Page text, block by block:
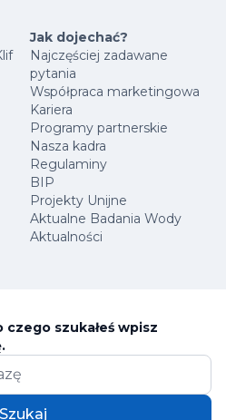
Jak dojechać?
Najczęściej zadawane
pytania
Współpraca marketingowa
Kariera
Programy partnerskie
Nasza kadra
Regulaminy
BIP
Projekty Unijne
Aktualne Badania Wody
Aktualności
czego szukałeś wpisz
Szukaj